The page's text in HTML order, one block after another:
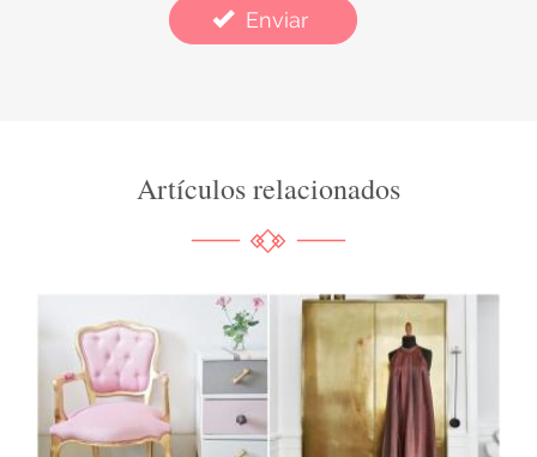
Enviar
Artículos relacionados